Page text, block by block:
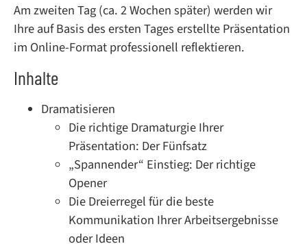
Am zweiten Tag (ca. 2 Wochen später) werden wir
Ihre auf Basis des ersten Tages erstellte Präsentation
im Online-Format professionell reflektieren.
Inhalte
Dramatisieren
Die richtige Dramaturgie Ihrer
Präsentation: Der Fünfsatz
„Spannender“ Einstieg: Der richtige
Opener
Die Dreierregel für die beste
Kommunikation Ihrer Arbeitsergebnisse
oder Ideen